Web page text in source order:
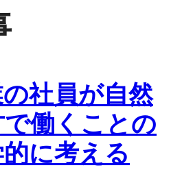
社員が自然
働くことの
に考える